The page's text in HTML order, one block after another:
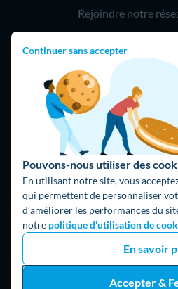
Continuer sans accepter
Pouvons-nous utiliser des
En utilisant notre site, vous
qui permettent de personnaliser
d’améliorer les performances du
notre politique d'utilisation de
En savoir
Accepter &
Rejoindre notre
Hello !
09 75 18 60 60
75018
Fait avec ⚡ par
© 2026 Hello Watt |CGU|